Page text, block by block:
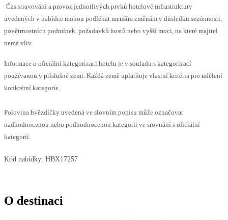
Čas stravování a provoz jednotlivých prvků hotelové infrastruktury
uvedených v nabídce mohou podléhat menším změnám v důsledku sezónnosti,
povětrnostních podmínek, požadavků hostů nebo vyšší moci, na které majitel
nemá vliv.
Informace o oficiální kategorizaci hotelu je v souladu s kategorizací
používanou v příslušné zemi. Každá země uplatňuje vlastní kritéria pro udělení
konkrétní kategorie.
Polovina hvězdičky uvedená ve slovním popisu může označovat
nadhodnocenou nebo podhodnocenou kategorii ve srovnání s oficiální
kategorií.
Kód nabídky: HBX17257
O destinaci